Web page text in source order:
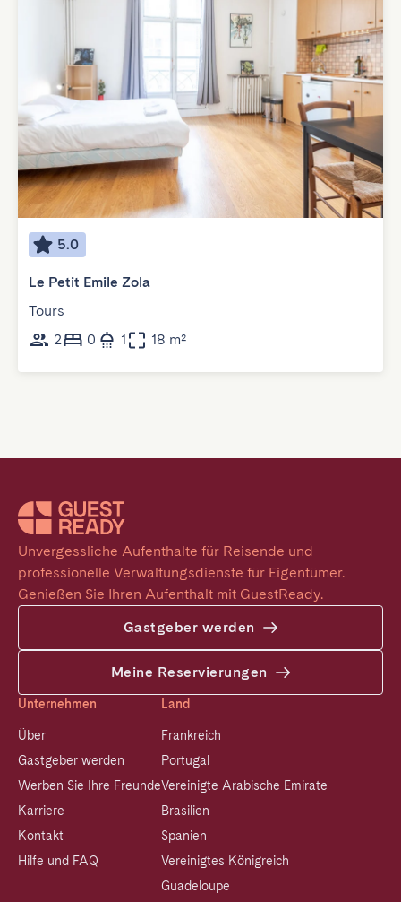
5.0
Le Petit Emile Zola
Tours
2
0 1 18 m²
Unvergessliche Aufenthalte für Reisende und
professionelle Verwaltungsdienste für Eigentümer.
Genießen Sie Ihren Aufenthalt mit GuestReady.
Gastgeber werden
Meine Reservierungen
Unternehmen
Über
Gastgeber werden
Werben Sie Ihre Freunde
Karriere
Kontakt
Hilfe und FAQ
Land
Frankreich
Portugal
Vereinigte Arabische Emirate
Brasilien
Spanien
Vereinigtes Königreich
Guadeloupe